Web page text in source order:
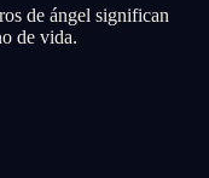
de ángel significan
de vida.